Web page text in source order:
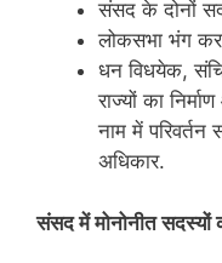
संसद के दोनों
लोकसभा भंग
धन विधयेक,
राज्यों का
नाम में परिवर्तन
अधिकार.
संसद में मोनोनीत सदस्यों